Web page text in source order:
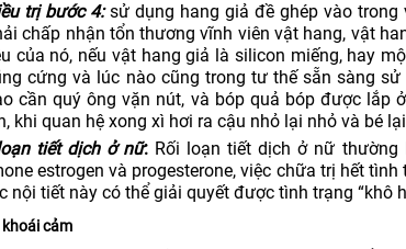
trị bước 4: sử dụng hang giả đề ghép vào
chấp nhận tổn thương vĩnh viên vật hang, vật
của nó, nếu vật hang giả là silicon miếng, hay
cứng và lúc nào cũng trong tư thế sẵn sàng
cần quý ông vặn nút, và bóp quả bóp được lắp
khi quan hệ xong xì hơi ra cậu nhỏ lại nhỏ và bé
tiết dịch ở nữ: Rối loạn tiết dịch ở nữ
estrogen và progesterone, việc chữa trị hết
nội tiết này có thể giải quyết được tình trạng “khô
khoái cảm